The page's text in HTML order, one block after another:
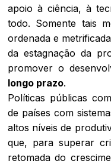
apoio à ciência, à
todo. Somente tais
ordenada e
da estagnação da
promover o
longo prazo.
Políticas públicas
de países com
altos níveis de
que, para superar
retomada do